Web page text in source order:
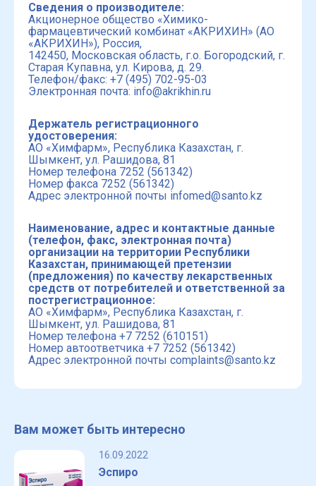
Сведения о производителе:
Акционерное общество «Химико-
фармацевтический комбинат «АКРИХИН» (АО
«АКРИХИН»), Россия,
142450, Московская область, г.о. Богородский, г.
Старая Купавна, ул. Кирова, д. 29.
Телефон/факс: +7 (495) 702-95-03
Электронная почта: info@akrikhin.ru
Держатель регистрационного
удостоверения:
АО «Химфарм», Республика Казахстан, г.
Шымкент, ул. Рашидова, 81
Номер телефона 7252 (561342)
Номер факса 7252 (561342)
Адрес электронной почты infomed@santo.kz
Наименование, адрес и контактные данные
(телефон, факс, электронная почта)
организации на территории Республики
Казахстан, принимающей претензии
(предложения) по качеству лекарственных
средств от потребителей и ответственной за
пострегистрационное:
АО «Химфарм», Республика Казахстан, г.
Шымкент, ул. Рашидова, 81
Номер телефона +7 7252 (610151)
Номер автоответчика +7 7252 (561342)
Адрес электронной почты complaints@santo.kz
Вам может быть интересно
16.09.2022
Эспиро